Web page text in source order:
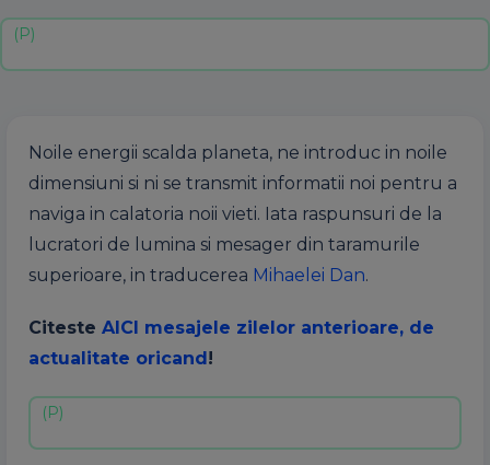
Noile energii scalda planeta, ne introduc in noile
dimensiuni si ni se transmit informatii noi pentru a
naviga in calatoria noii vieti. Iata raspunsuri de la
lucratori de lumina si mesager din taramurile
superioare, in traducerea Mihaelei Dan.
Citeste AICI mesajele zilelor anterioare, de
actualitate oricand!